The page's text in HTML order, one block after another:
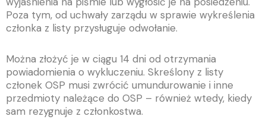
Poza tym, od uchwały zarządu w sprawie wykreślenia
członka z listy przysługuje odwołanie.
Można złożyć je w ciągu 14 dni od otrzymania
powiadomienia o wykluczeniu. Skreślony z listy
członek OSP musi zwrócić umundurowanie i inne
przedmioty należące do OSP – również wtedy, kiedy
sam rezygnuje z członkostwa.